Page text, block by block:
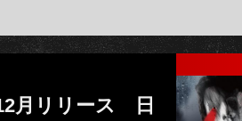
月リリース 日